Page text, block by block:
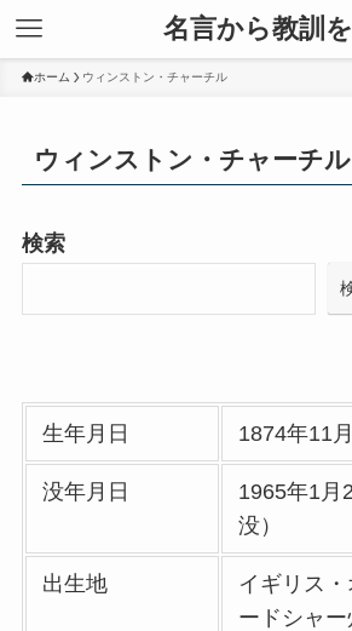
名言から教訓を
ホーム ウィンストン・チャーチル
ウィンストン・チャーチル
検索
生年月日 1874年11
没年月日
1965年1月
没）
出生地
イギリス
ードシャー